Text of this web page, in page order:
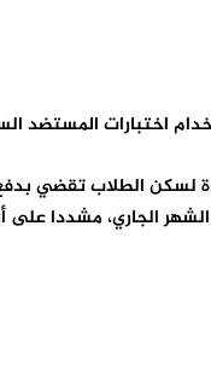
اختبارات المستضد
لسكن الطلاب تقضي